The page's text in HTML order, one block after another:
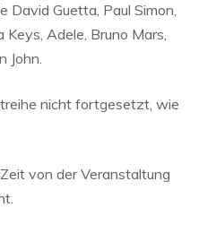
Guetta, Paul Simon,
Keys, Adele, Bruno Mars,
John.
nicht fortgesetzt, wie
von der Veranstaltung